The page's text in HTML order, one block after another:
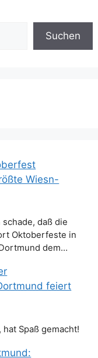
Suchen
Wiesn-
daß die
Oktoberfeste in
dem…
feiert
Spaß gemacht!